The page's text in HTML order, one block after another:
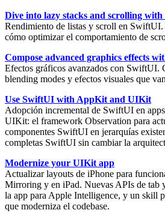
Dive into lazy stacks and scrolling
Rendimiento de listas y scroll en SwiftUI.
cómo optimizar el comportamiento de
Compose advanced graphics effects
Efectos gráficos avanzados con SwiftUI.
blending modes y efectos visuales que
Use SwiftUI with AppKit and UIKit
Adopción incremental de SwiftUI en
UIKit: el framework Observation para
componentes SwiftUI en jerarquías
completas SwiftUI sin cambiar la
Modernize your UIKit app
Actualizar layouts de iPhone para
Mirroring y en iPad. Nuevas APIs de tab
la app para Apple Intelligence, y un skill
que moderniza el codebase.